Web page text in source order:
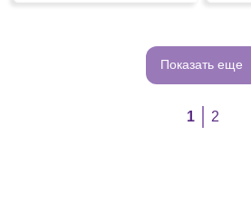
Показать еще
1 2